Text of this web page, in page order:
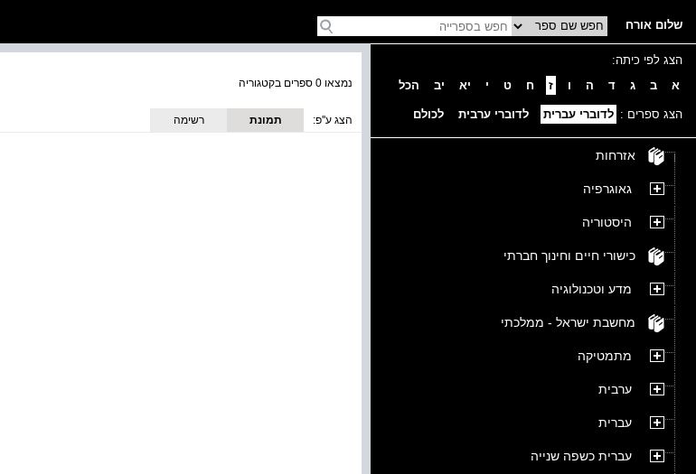
שלום אורח
הצג לפי כיתה:
א
ב ג ד ה ו ז ח ט י יא יב הכל
הצג ספרים : לדוברי עברית לדוברי ערבית לכולם
אזרחות
גאוגרפיה
היסטוריה
כישורי חיים וחינוך חברתי
מדע וטכנולוגיה
מחשבת ישראל - ממלכתי
מתמטיקה
ערבית
עברית
עברית כשפה שנייה
נמצאו 0 ספרים בקטגוריה
הצג ע''פ:
תמונת
רשימה